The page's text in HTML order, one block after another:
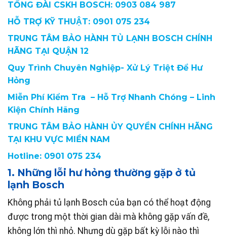
TỔNG ĐÀI CSKH BOSCH: 0903 084 987
HỖ TRỢ KỸ THUẬT: 0901 075 234
TRUNG TÂM BẢO HÀNH TỦ LẠNH BOSCH CHÍNH
HÃNG TẠI QUẬN 12
Quy Trình Chuyên Nghiệp- Xử Lý Triệt Để Hư
Hỏng
Miễn Phí Kiểm Tra – Hỗ Trợ Nhanh Chóng – Linh
Kiện Chính Hãng
TRUNG TÂM BẢO HÀNH ỦY QUYỀN CHÍNH HÃNG
TẠI KHU VỰC MIỀN NAM
Hotline: 0901 075 234
1. Những lỗi hư hỏng thường gặp ở tủ
lạnh Bosch
Không phải tủ lạnh Bosch của bạn có thể hoạt động
được trong một thời gian dài mà không gặp vấn đề,
không lớn thì nhỏ. Nhưng dù gặp bất kỳ lỗi nào thì